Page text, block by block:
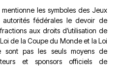
les symboles des Jeux
fédérales le devoir de
aux droits d’utilisation de
de la Coupe du Monde et la Loi
sont pas les seuls moyens de
et sponsors officiels de